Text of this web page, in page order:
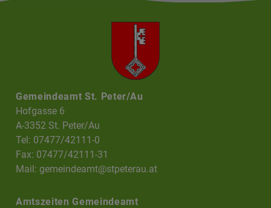
Gemeindeamt St. Peter/Au
Hofgasse 6
A-3352 St. Peter/Au
Tel: 07477/42111-0
Fax: 07477/42111-31
Mail:gemeindeamt@stpeterau.at
Amtszeiten Gemeindeamt